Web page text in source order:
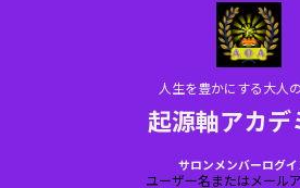
人生を豊かにする大人
起源軸アカデ
サロンメンバーログイ
ユーザー名またはメール